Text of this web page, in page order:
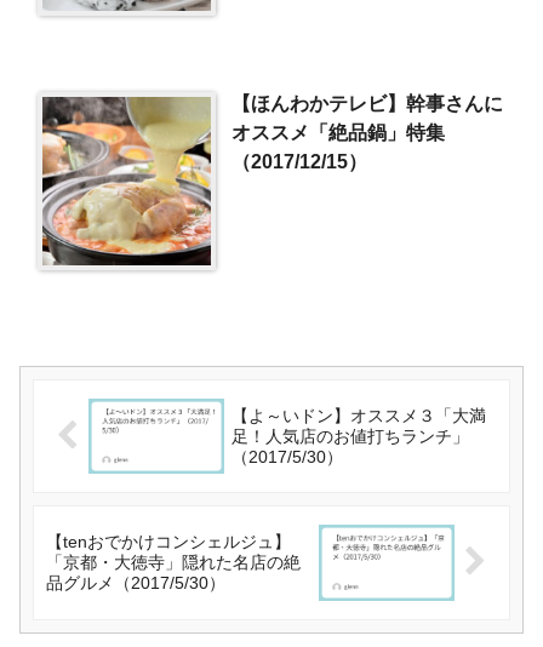
【ほんわかテレビ】幹事さんに
オススメ「絶品鍋」特集
（2017/12/15）
【よ～いドン】オススメ３「大満
足！人気店のお値打ちランチ」
（2017/5/30）
【tenおでかけコンシェルジュ】
「京都・大徳寺」隠れた名店の絶
品グルメ（2017/5/30）